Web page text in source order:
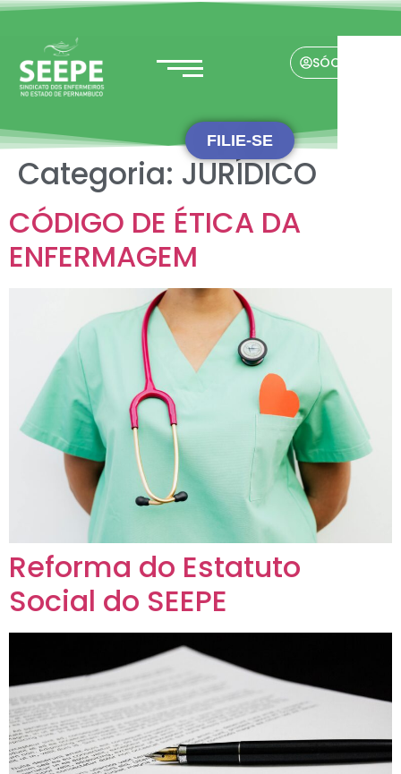
SÓCIO(A)
FILIE-SE
Categoria: JURÍDICO
CÓDIGO DE ÉTICA DA
ENFERMAGEM
Reforma do Estatuto
Social do SEEPE